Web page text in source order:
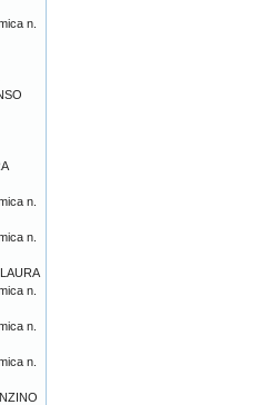
n.
n.
n.
n.
n.
n.